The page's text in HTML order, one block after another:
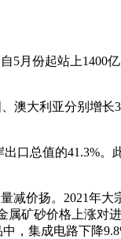
月份起站上1400
大利亚分别增长
总值的41.3%。
价扬。2021年
矿砂价格上涨对
，集成电路下降